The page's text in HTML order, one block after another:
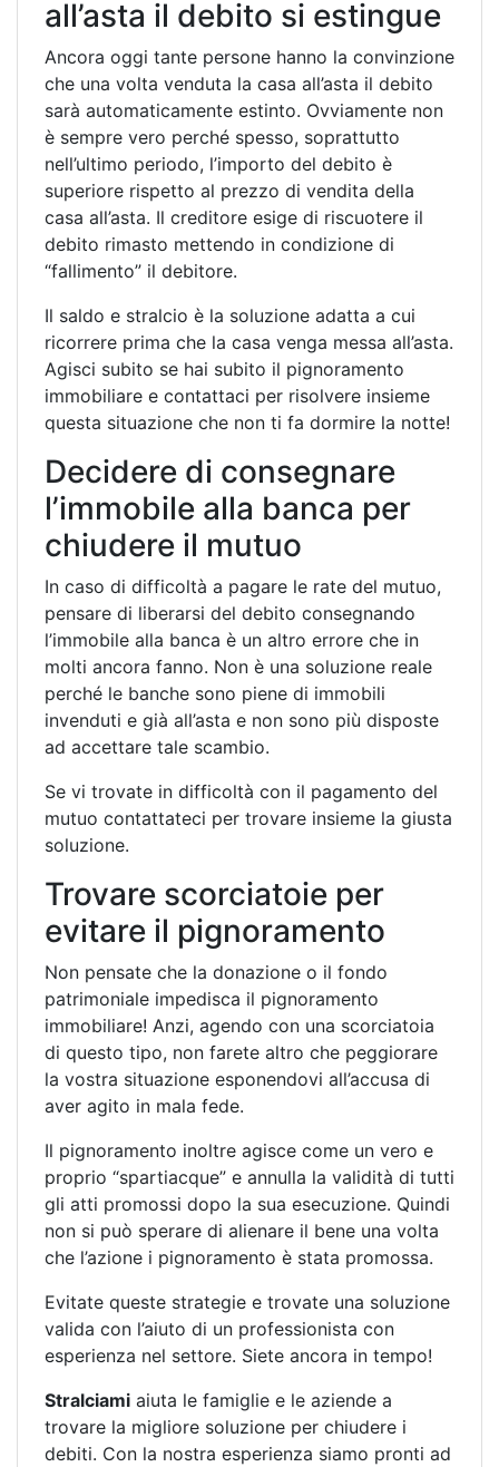
all’asta il debito si estingue
Ancora oggi tante persone hanno la convinzione
che una volta venduta la casa all’asta il debito
sarà automaticamente estinto. Ovviamente non
è sempre vero perché spesso, soprattutto
nell’ultimo periodo, l’importo del debito è
superiore rispetto al prezzo di vendita della
casa all’asta. Il creditore esige di riscuotere il
debito rimasto mettendo in condizione di
“fallimento” il debitore.
Il saldo e stralcio è la soluzione adatta a cui
ricorrere prima che la casa venga messa all’asta.
Agisci subito se hai subito il pignoramento
immobiliare e contattaci per risolvere insieme
questa situazione che non ti fa dormire la notte!
Decidere di consegnare
l’immobile alla banca per
chiudere il mutuo
In caso di difficoltà a pagare le rate del mutuo,
pensare di liberarsi del debito consegnando
l’immobile alla banca è un altro errore che in
molti ancora fanno. Non è una soluzione reale
perché le banche sono piene di immobili
invenduti e già all’asta e non sono più disposte
ad accettare tale scambio.
Se vi trovate in difficoltà con il pagamento del
mutuo contattateci per trovare insieme la giusta
soluzione.
Trovare scorciatoie per
evitare il pignoramento
Non pensate che la donazione o il fondo
patrimoniale impedisca il pignoramento
immobiliare! Anzi, agendo con una scorciatoia
di questo tipo, non farete altro che peggiorare
la vostra situazione esponendovi all’accusa di
aver agito in mala fede.
Il pignoramento inoltre agisce come un vero e
proprio “spartiacque” e annulla la validità di tutti
gli atti promossi dopo la sua esecuzione. Quindi
non si può sperare di alienare il bene una volta
che l’azione i pignoramento è stata promossa.
Evitate queste strategie e trovate una soluzione
valida con l’aiuto di un professionista con
esperienza nel settore. Siete ancora in tempo!
Stralciami aiuta le famiglie e le aziende a
trovare la migliore soluzione per chiudere i
debiti. Con la nostra esperienza siamo pronti ad